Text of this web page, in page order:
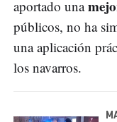
aportado una
públicos, no ha
una aplicación
los navarros.